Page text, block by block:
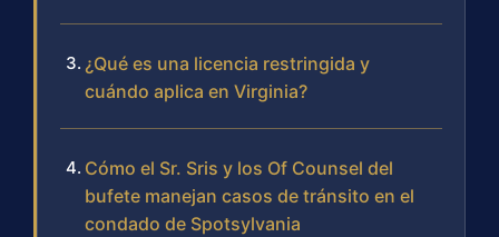
¿Qué es una licencia restringida y
cuándo aplica en Virginia?
Cómo el Sr. Sris y los Of Counsel del
bufete manejan casos de tránsito en el
condado de Spotsylvania